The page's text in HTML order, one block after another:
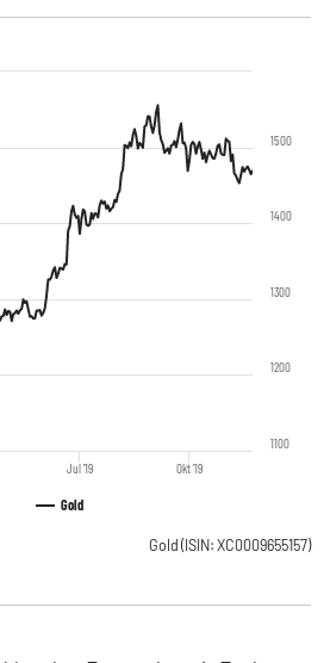
Gold
Jul '19 Okt '19
1100
1200
1300
1400
1500
Gold (ISIN: XC0009655157)